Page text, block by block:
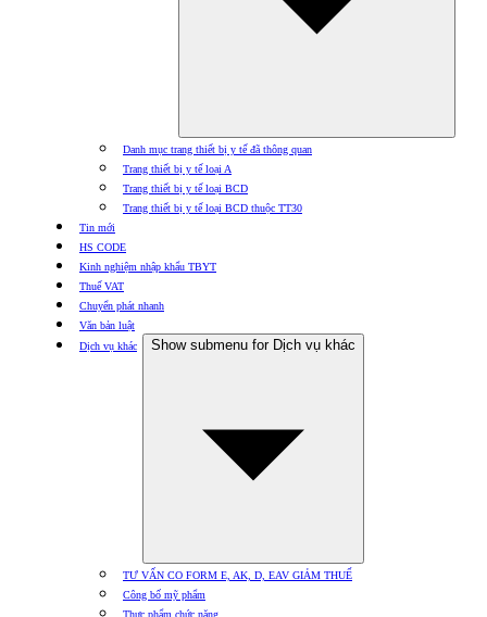
Danh mục trang thiết bị y tế đã thông quan
Trang thiết bị y tế loại A
Trang thiết bị y tế loại BCD
Trang thiết bị y tế loại BCD thuộc TT30
Tin mới
HS CODE
Kinh nghiệm nhập khẩu TBYT
Thuế VAT
Chuyển phát nhanh
Văn bản luật
Dịch vụ khác
Show submenu for Dịch vụ khác
TƯ VẤN CO FORM E, AK, D, EAV GIẢM THUẾ
Công bố mỹ phẩm
Thực phẩm chức năng